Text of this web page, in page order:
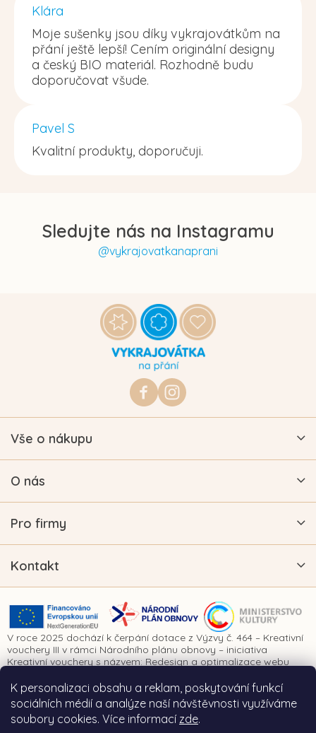
K personalizaci obsahu a reklam, poskytování funkcí
sociálních médií a analýze naší návštěvnosti využíváme
soubory cookies. Více informací zde.
Klára
Moje sušenky jsou díky vykrajovátkům na
přání ještě lepší! Cením originální designy
a český BIO materiál. Rozhodně budu
doporučovat všude.
Pavel S
Kvalitní produkty, doporučuji.
Sledujte nás na Instagramu
@vykrajovatkanaprani
https://www.facebook.com/
vykrajovatkanaprani.cz
Vše o nákupu
O nás
Pro firmy
Kontakt
V roce 2025 dochází k čerpání dotace z Výzvy č. 464 – Kreativní
vouchery III v rámci Národního plánu obnovy – iniciativa
Kreativní vouchery s názvem: Redesign a optimalizace webu
spoluúčasti Evropské unie prostřednictvím Národního plánu
obnovy a Ministerstva kultury České republiky.